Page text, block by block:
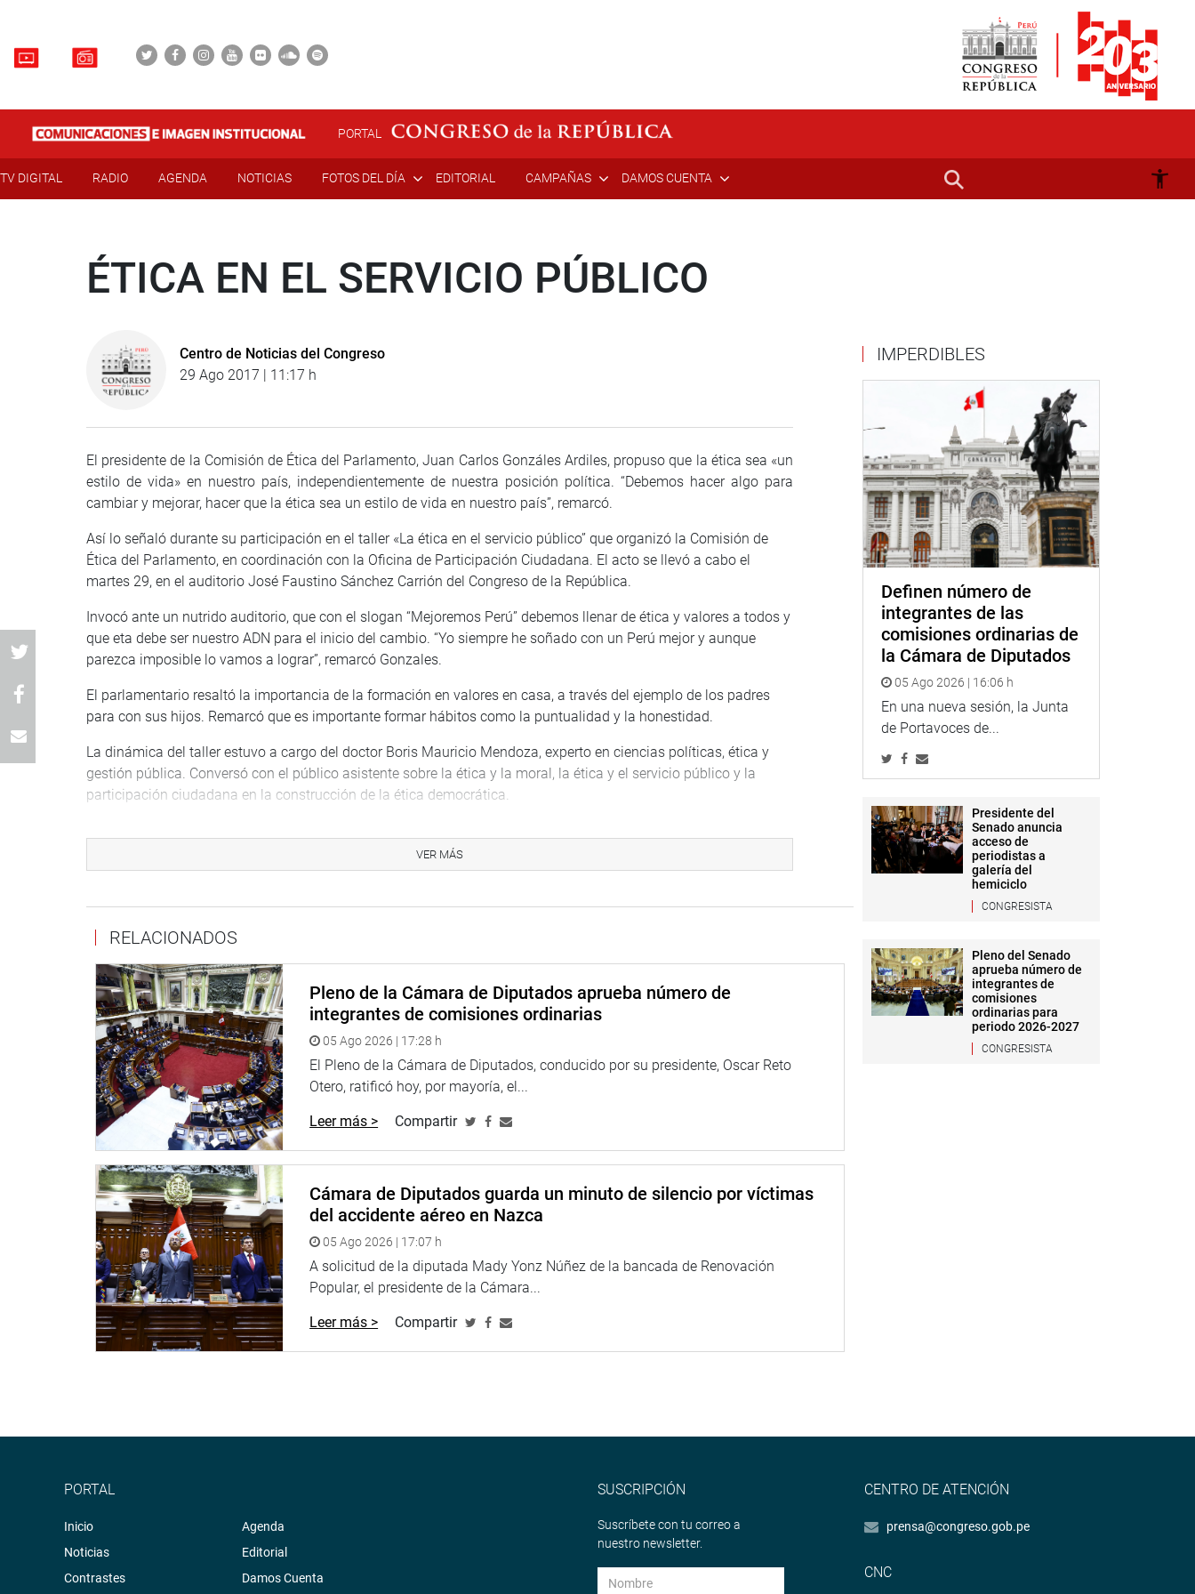
PORTAL
TV DIGITAL RADIO AGENDA NOTICIAS FOTOS DEL DÍA EDITORIAL CAMPAÑAS DAMOS CUENTA
ÉTICA EN EL SERVICIO PÚBLICO
Centro de Noticias del Congreso
29 Ago 2017 | 11:17 h
El presidente de la Comisión de Ética del Parlamento, Juan Carlos Gonzáles Ardiles, propuso que la ética sea «un
estilo de vida» en nuestro país, independientemente de nuestra posición política. “Debemos hacer algo para
cambiar y mejorar, hacer que la ética sea un estilo de vida en nuestro país”, remarcó.
Así lo señaló durante su participación en el taller «La ética en el servicio público” que organizó la Comisión de
Ética del Parlamento, en coordinación con la Oficina de Participación Ciudadana. El acto se llevó a cabo el
martes 29, en el auditorio José Faustino Sánchez Carrión del Congreso de la República.
Invocó ante un nutrido auditorio, que con el slogan “Mejoremos Perú” debemos llenar de ética y valores a todos y
que eta debe ser nuestro ADN para el inicio del cambio. “Yo siempre he soñado con un Perú mejor y aunque
parezca imposible lo vamos a lograr”, remarcó Gonzales.
El parlamentario resaltó la importancia de la formación en valores en casa, a través del ejemplo de los padres
para con sus hijos. Remarcó que es importante formar hábitos como la puntualidad y la honestidad.
La dinámica del taller estuvo a cargo del doctor Boris Mauricio Mendoza, experto en ciencias políticas, ética y
gestión pública. Conversó con el público asistente sobre la ética y la moral, la ética y el servicio público y la
participación ciudadana en la construcción de la ética democrática.
del Estado, la responsabilidad, la neutralidad, la transparencia y la discreción.
por otro lado, los líderes políticos deben asumir compromisos de liderazgo en la gestión ética”, sostuvo el
especialista.
Finalmente, invocó a la ciudadanía a participar en la construcción de una democracia ética porque -según dijo-
no hay desarrollo sostenible de un Estado o un ciudadano al margen de la ética. (RMD)
PRENSA CONGRESO
29-8-17
VER MÁS
RELACIONADOS
Pleno de la Cámara de Diputados aprueba número de
integrantes de comisiones ordinarias
05 Ago 2026 | 17:28 h
El Pleno de la Cámara de Diputados, conducido por su presidente, Oscar Reto
Otero, ratificó hoy, por mayoría, el...
Leer más > Compartir
Cámara de Diputados guarda un minuto de silencio por víctimas
del accidente aéreo en Nazca
05 Ago 2026 | 17:07 h
A solicitud de la diputada Mady Yonz Núñez de la bancada de Renovación
Popular, el presidente de la Cámara...
Leer más > Compartir
IMPERDIBLES
Definen número de
integrantes de las
comisiones ordinarias de
la Cámara de Diputados
05 Ago 2026 | 16:06 h
En una nueva sesión, la Junta
de Portavoces de...
Presidente del
Senado anuncia
acceso de
periodistas a
galería del
hemiciclo
CONGRESISTA
Pleno del Senado
aprueba número de
integrantes de
comisiones
ordinarias para
periodo 2026-2027
CONGRESISTA
PORTAL
Inicio
Noticias
Contrastes
Agenda
Editorial
Damos Cuenta
SUSCRIPCIÓN
Suscríbete con tu correo a
nuestro newsletter.
CENTRO DE ATENCIÓN
prensa@congreso.gob.pe
CNC